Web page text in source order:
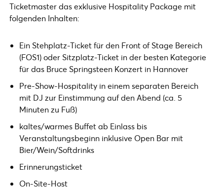
Ticketmaster das exklusive Hospitality Package mit
folgenden Inhalten:
Ein Stehplatz-Ticket für den Front of Stage Bereich
(FOS1) oder Sitzplatz-Ticket in der besten Kategorie
für das Bruce Springsteen Konzert in Hannover
Pre-Show-Hospitality in einem separaten Bereich
mit DJ zur Einstimmung auf den Abend (ca. 5
Minuten zu Fuß)
kaltes/warmes Buffet ab Einlass bis
Veranstaltungsbeginn inklusive Open Bar mit
Bier/Wein/Softdrinks
Erinnerungsticket
On-Site-Host